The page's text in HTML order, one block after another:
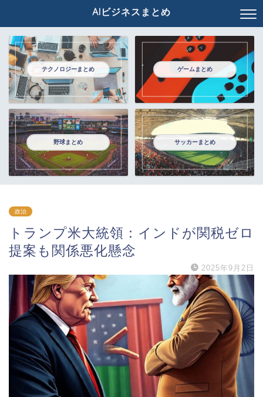
AIビジネスまとめ
テクノロジーまとめ ゲームまとめ
野球まとめ サッカーまとめ
政治
トランプ米大統領：インドが関税ゼロ
提案も関係悪化懸念
2025年9月2日